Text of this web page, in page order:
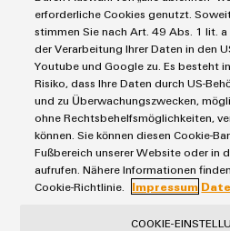
Wasserstoff
Weidmüller Industry Match
Windenergie
Datenschutzerklärung
Cookie Richtlinie
Cookie Einstellungen
Weidmüller GmbH & Co KG
Klingenbergstraße 26
32758 Detmold
Tel.: +49 5231 14-280
erforderliche Cookies genutzt.
stimmen Sie nach Art. 49 Abs. 1 lit.
der Verarbeitung Ihrer Daten in den
Youtube und Google zu. Es besteht
Risiko, dass Ihre Daten durch US-
und zu Überwachungszwecken,
ohne Rechtsbehelfsmöglichkeiten,
können. Sie können diesen Cookie-
Fußbereich unserer Website oder in
aufrufen. Nähere Informationen
Cookie-Richtlinie.
Impressum
COOKIE-